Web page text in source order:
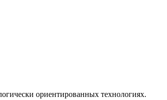
ориентированных технологиях.